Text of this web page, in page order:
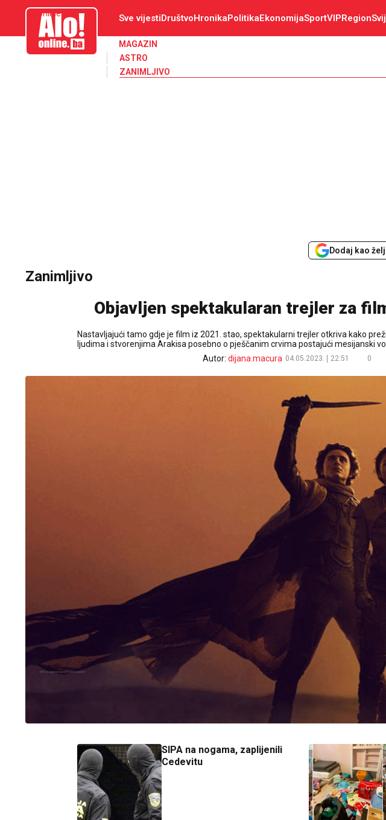
aloonline.ba Sve vijestiDruštvoHronikaPolitikaEkonomijaSportVIPRegion
MAGAZIN
ASTRO
ZANIMLJIVO
Dodaj kao
Zanimljivo
Objavljen spektakularan trejler za
Nastavljajući tamo gdje je film iz 2021. stao, spektakularni trejler otkriva kako
ljudima i stvorenjima Arakisa posebno o pješčanim crvima postajući mesijanski
Autor: dijana.macura 04.05.2023. 22:51 0
SIPA na nogama, zaplijenili
Cedevitu